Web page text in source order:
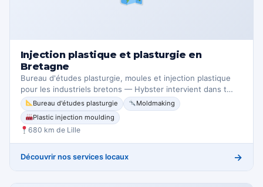
Injection plastique et plasturgie en
Bretagne
Bureau d'études plasturgie, moules et injection plastique
pour les industriels bretons — Hybster intervient dans t…
Bureau d'études plasturgie
Moldmaking
Plastic injection moulding
680 km de Lille
Découvrir nos services locaux →